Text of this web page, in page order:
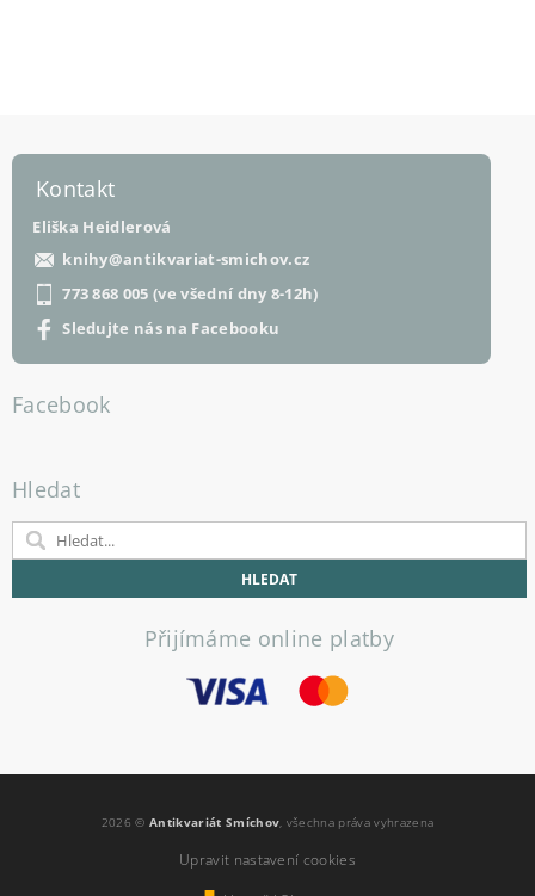
Kontakt
Eliška Heidlerová
knihy@antikvariat-smichov.cz
773 868 005 (ve všední dny 8-12h)
Sledujte nás na Facebooku
Facebook
Hledat
Přijímáme online platby
2026 ©Antikvariát Smíchov , všechna práva vyhrazena
Upravit nastavení cookies